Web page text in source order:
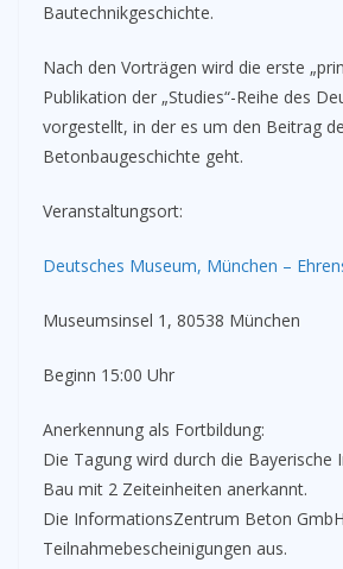
Bautechnikgeschichte.
Nach den Vorträgen wird die erste
Publikation der „Studies“-Reihe des
vorgestellt, in der es um den Beitrag
Betonbaugeschichte geht.
Veranstaltungsort:
Deutsches Museum, München –
Museumsinsel 1, 80538 München
Beginn 15:00 Uhr
Anerkennung als Fortbildung:
Die Tagung wird durch die Bayerische
Bau mit 2 Zeiteinheiten anerkannt.
Die InformationsZentrum Beton
Teilnahmebescheinigungen aus.